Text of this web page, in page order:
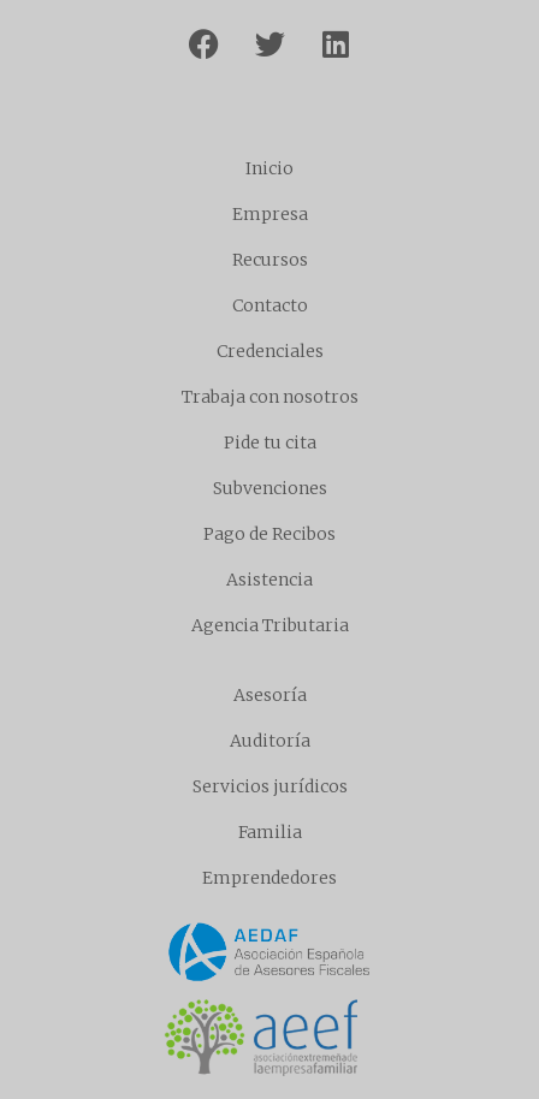
Inicio
Empresa
Recursos
Contacto
Credenciales
Trabaja con nosotros
Pide tu cita
Subvenciones
Pago de Recibos
Asistencia
Agencia Tributaria
Asesoría
Auditoría
Servicios jurídicos
Familia
Emprendedores